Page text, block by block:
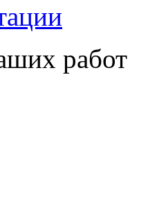
работ